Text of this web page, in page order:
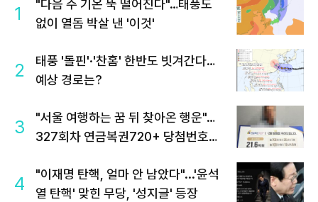
1
"다음 주 기온 뚝 떨어진다"…태풍도
없이 열돔 박살 낸 '이것'
2
태풍 '돌핀'·'찬홈' 한반도 빗겨간다…
예상 경로는?
3
"서울 여행하는 꿈 뒤 찾아온 행운"…
327회차 연금복권720+ 당첨번호조
4
"이재명 탄핵, 얼마 안 남았다"...'윤석
열 탄핵' 맞힌 무당, '성지글' 등장